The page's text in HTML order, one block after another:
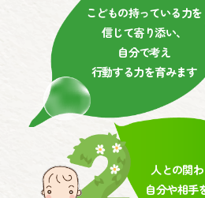
こどもの持っている力を
信じて寄り添い、
自分で考え
行動する力を育みます
人との関わ
自分や相手